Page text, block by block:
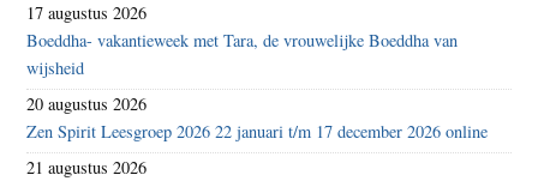
17 augustus 2026
Boeddha- vakantieweek met Tara, de vrouwelijke Boeddha van
wijsheid
20 augustus 2026
Zen Spirit Leesgroep 2026 22 januari t/m 17 december 2026 online
21 augustus 2026